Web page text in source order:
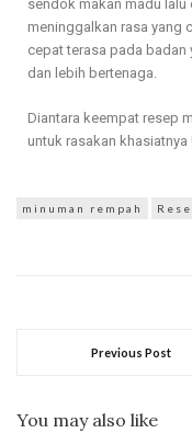
sendok makan madu
meninggalkan rasa yang
cepat terasa pada badan
dan lebih bertenaga.
Diantara keempat resep
untuk rasakan khasiatnya
minuman rempah
Previous Post
You may also like